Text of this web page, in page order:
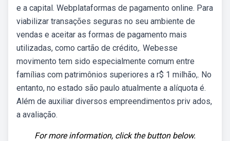
e a capital. Webplataformas de pagamento online. Para
viabilizar transações seguras no seu ambiente de
vendas e aceitar as formas de pagamento mais
utilizadas, como cartão de crédito,. Webesse
movimento tem sido especialmente comum entre
famílias com patrimônios superiores a r$ 1 milhão,. No
entanto, no estado são paulo atualmente a alíquota é.
Além de auxiliar diversos empreendimentos priv ados,
a avaliação.
For more information, click the button below.